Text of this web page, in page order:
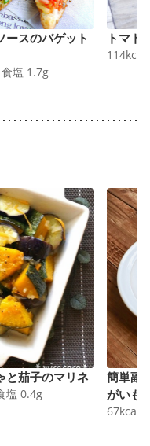
ースのバゲット
食塩 1.7g
トマト
114kcal
と茄子のマリネ
塩 0.4g
簡単副
がいも
67kcal